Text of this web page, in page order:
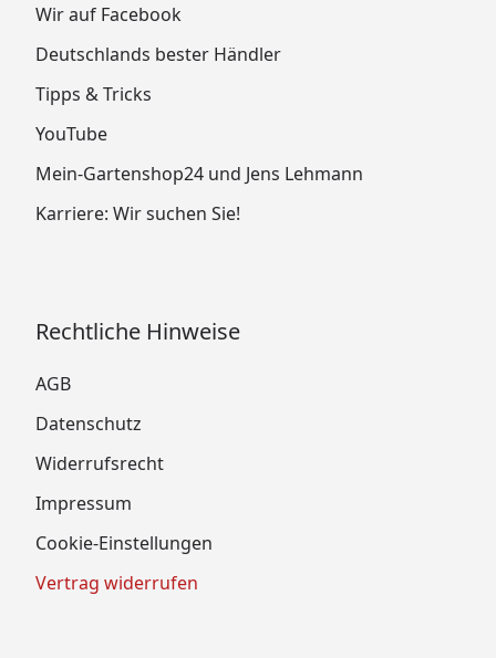
Wir auf Facebook
Deutschlands bester Händler
Tipps & Tricks
YouTube
Mein-Gartenshop24 und Jens Lehmann
Karriere: Wir suchen Sie!
Rechtliche Hinweise
AGB
Datenschutz
Widerrufsrecht
Impressum
Cookie-Einstellungen
Vertrag widerrufen